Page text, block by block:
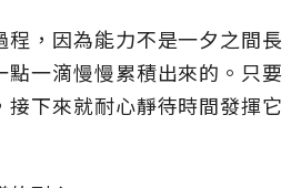
程，因為能力不是一夕之間長
點一滴慢慢累積出來的。只要
下來就耐心靜待時間發揮它